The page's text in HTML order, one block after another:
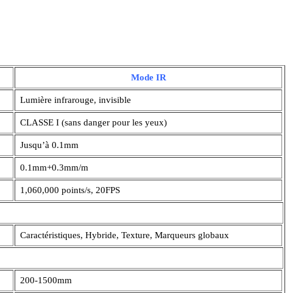
Mode IR
Lumière infrarouge, invisible
CLASSE I (sans danger pour les yeux)
Jusqu’à 0.1mm
0.1mm+0.3mm/m
1,060,000 points/s, 20FPS
Caractéristiques, Hybride, Texture, Marqueurs globaux
200-1500mm